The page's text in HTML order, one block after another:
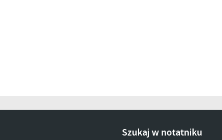
Szukaj w notatniku